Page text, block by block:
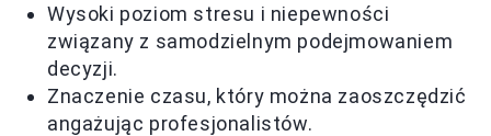
Wysoki poziom stresu i niepewności
związany z samodzielnym podejmowaniem
decyzji.
Znaczenie czasu, który można zaoszczędzić
angażując profesjonalistów.